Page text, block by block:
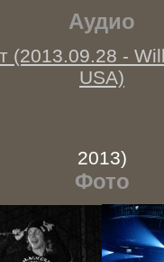
Аудио
(2013.09.28 -
USA)
2013)
Фото